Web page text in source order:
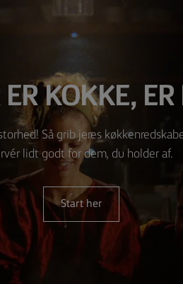
KOKKE,
Så grib jeres
lidt godt for dem, du holder af.
Start her